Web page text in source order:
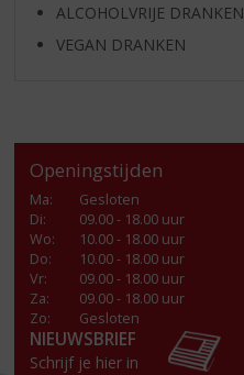
ALCOHOLVRIJE DRANKEN
VEGAN DRANKEN
Openingstijden
Ma:
Gesloten
Di:
09.00 - 18.00 uur
Wo:
10.00 - 18.00 uur
Do:
10.00 - 18.00 uur
Vr:
09.00 - 18.00 uur
Za:
09.00 - 18.00 uur
Zo:
Gesloten
NIEUWSBRIEF
Schrijf je hier in